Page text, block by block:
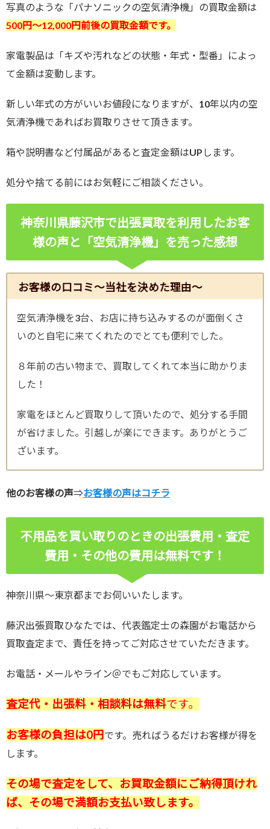
写真のような「パナソニックの空気清浄機」の買取金額は
500円～12 ,000円前後の買取金額です。
家電製品は「キズや汚れなどの状態・年式・型番」によっ
て金額は変動します。
新しい年式の方がいいお値段になりますが、10年以内の空
気清浄機であればお買取りさせて頂きます。
箱や説明書など付属品があると査定金額はUPします。
処分や捨てる前にはお気軽にご相談ください。
神奈川県藤沢市で出張買取を利用したお客
様の声と「空気清浄機」を売った感想
お客様の口コミ～当社を決めた理由～
空気清浄機を3台、お店に持ち込みするのが面倒くさ
いのと自宅に来てくれたのでとても便利でした。
８年前の古い物まで、買取してくれて本当に助かりま
した！
家電をほとんど買取りして頂いたので、処分する手間
が省けました。引越しが楽にできます。ありがとうご
ざいます。
他のお客様の声⇒お客様の声はコチラ
不用品を買い取りのときの出張費用・査定
費用・その他の費用は無料です！
神奈川県～東京都までお伺いいたします。
藤沢出張買取ひなたでは、代表鑑定士の森園がお電話から
買取査定まで、責任を持ってご対応させていただきます。
お電話・メールやライン＠でもご対応しています。
査定代・出張料・相談料は無料です。
お客様の負担は0円 です。売ればうるだけお客様が得を
します。
その場で査定をして、お買取金額にご納得頂けれ
ば、その場で満額お支払い致します。